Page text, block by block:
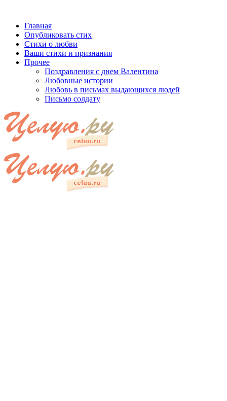
Главная
Опубликовать стих
Стихи о любви
Ваши стихи и признания
Прочее
Поздравления с днем Валентина
Любовные истории
Любовь в письмах выдающихся людей
Письмо солдату